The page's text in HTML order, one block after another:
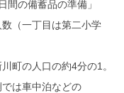
間の備蓄品の準備」
（一丁目は第二小学
町の人口の約4分の1。
は車中泊などの